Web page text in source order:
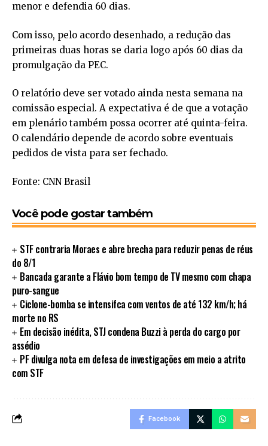
menor e defendia 60 dias.
Com isso, pelo acordo desenhado, a redução das
primeiras duas horas se daria logo após 60 dias da
promulgação da PEC.
O relatório deve ser votado ainda nesta semana na
comissão especial. A expectativa é de que a votação
em plenário também possa ocorrer até quinta-feira.
O calendário depende de acordo sobre eventuais
pedidos de vista para ser fechado.
Fonte: CNN Brasil
Você pode gostar também
STF contraria Moraes e abre brecha para reduzir penas de réus
do 8/1
Bancada garante a Flávio bom tempo de TV mesmo com chapa
puro-sangue
Ciclone-bomba se intensifca com ventos de até 132 km/h; há
morte no RS
Em decisão inédita, STJ condena Buzzi à perda do cargo por
assédio
PF divulga nota em defesa de investigações em meio a atrito
com STF
Facebook